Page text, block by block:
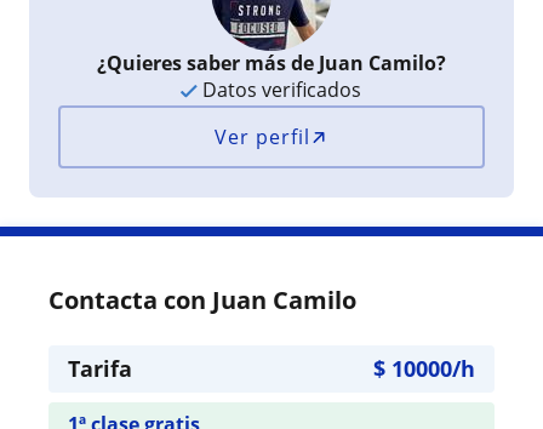
¿Quieres saber más de Juan Camilo?
Datos verificados
Ver perfil
Contacta con Juan Camilo
Tarifa $ 10000/h